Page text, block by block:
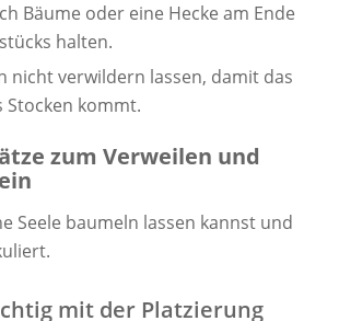
Bäume oder eine Hecke am Ende
halten.
nicht verwildern lassen, damit das
Stocken kommt.
zum Verweilen und
Seele baumeln lassen kannst und
mit der Platzierung